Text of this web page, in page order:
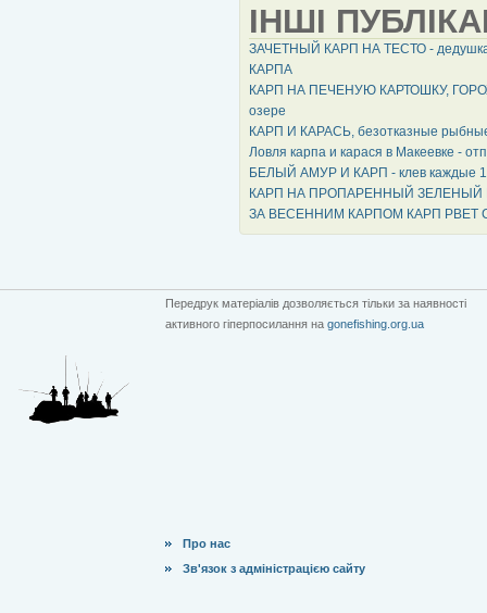
ІНШІ
ЗАЧЕТНЫЙ КАРП НА ТЕСТО - дедушка
КАРПА
КАРП НА ПЕЧЕНУЮ КАРТОШКУ,
озере
КАРП И КАРАСЬ, безотказные
Ловля карпа и карася в Макеевке -
БЕЛЫЙ АМУР И КАРП - клев каждые
КАРП НА ПРОПАРЕННЫЙ ЗЕЛЕНЫЙ
ЗА ВЕСЕННИМ КАРПОМ КАРП РВЕТ
Передрук матеріалів дозволяється тільки за наявності
активного гіперпосилання на gonefishing.org.ua
Про нас
Зв'язок з адміністрацією сайту